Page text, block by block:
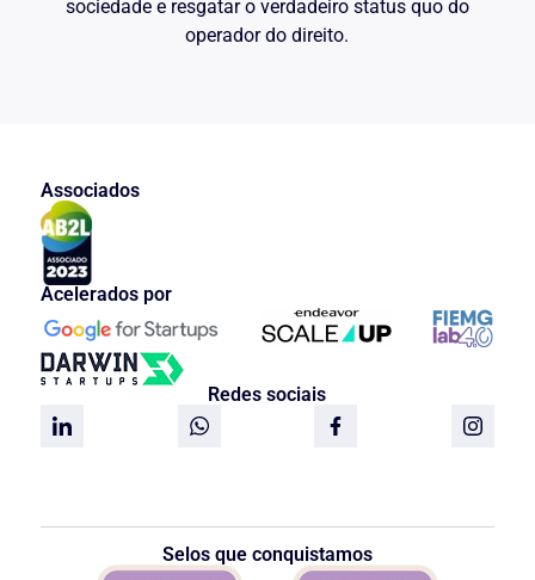
sociedade e resgatar o verdadeiro status quo do
operador do direito.
Associados
Acelerados por
Redes sociais
Selos que conquistamos